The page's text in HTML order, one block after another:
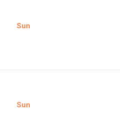
Sun
Sun